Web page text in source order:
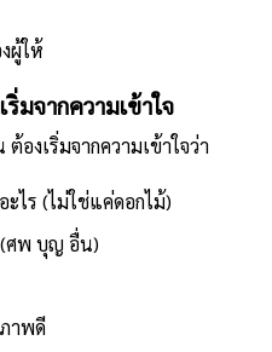
ผู้ให้
มจากความเข้าใจ
งเริ่มจากความเข้าใจว่า
ไร (ไม่ใช่แค่ดอกไม้)
(ศพ บุญ อื่น)
าพดี